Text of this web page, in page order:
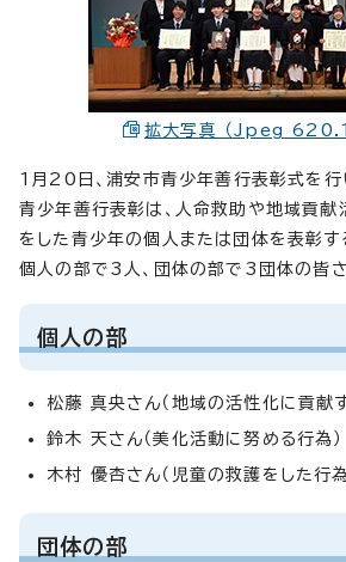
拡大写真 （Jpeg
1月20日、浦安市青少年善行表彰式を行
青少年善行表彰は、人命救助や地域貢献
をした青少年の個人または団体を表彰す
個人の部で3人、団体の部で3団体の皆さ
個人の部
松藤 真央さん（地域の活性化に貢献す
鈴木 天さん（美化活動に努める行為）
木村 優杏さん（児童の救護をした行為
団体の部